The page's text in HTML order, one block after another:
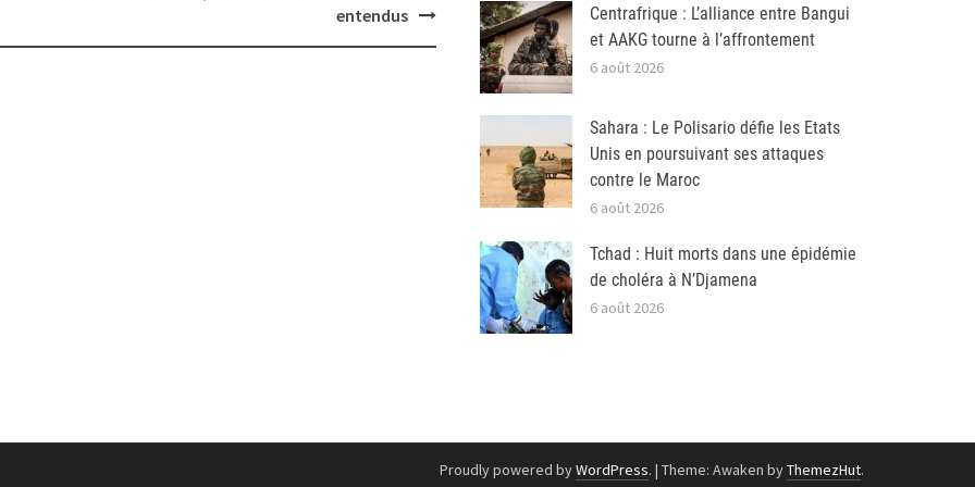
entendus
Centrafrique : L’alliance entre Bangui
et AAKG tourne à l’affrontement
6 août 2026
Sahara : Le Polisario défie les Etats
Unis en poursuivant ses attaques
contre le Maroc
6 août 2026
Tchad : Huit morts dans une épidémie
de choléra à N’Djamena
6 août 2026
Proudly powered byWordPress. | Theme: Awaken byThemezHut.